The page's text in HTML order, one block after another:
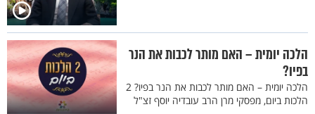
הלכה יומית – האם מותר לכבות את הנר
בפיו?
הלכה יומית – האם מותר לכבות את הנר בפיו? 2
הלכות ביום, מפסקי מרן הרב עובדיה יוסף זצ"ל